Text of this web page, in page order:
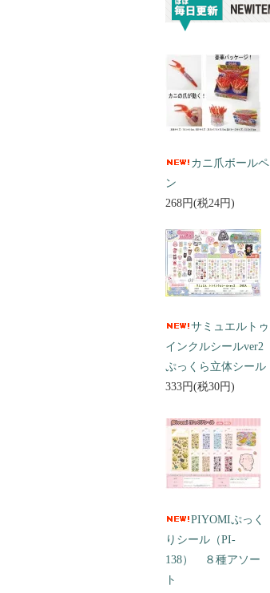
カニ爪ボールペ
ン
268円(税24円)
サミュエルトゥ
インクルシールver2
ぷっくら立体シール
333円(税30円)
PIYOMIぷっく
りシール（PI-
138） ８種アソー
ト